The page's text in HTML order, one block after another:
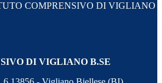
COMPRENSIVO DI VIGLIANO
DI VIGLIANO B.SE